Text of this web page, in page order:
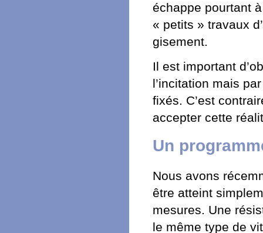
échappe pourtant
« petits » travaux
gisement.
Il est important
l’incitation mais
fixés. C’est
accepter cette
Un
Nous avons
être atteint
mesures. Une
le même type de